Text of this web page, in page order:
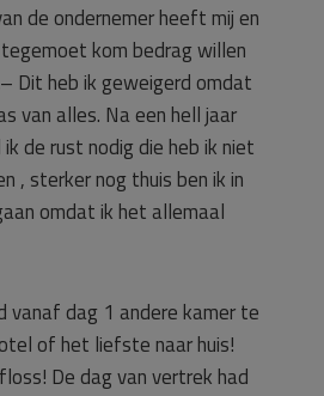
de ondernemer heeft mij en
kom bedrag willen
Dit heb ik geweigerd omdat
van alles. Na een hell jaar
de rust nodig die heb ik niet
, sterker nog thuis ben ik in
omdat ik het allemaal
vanaf dag 1 andere kamer te
of het liefste naar huis!
De dag van vertrek had